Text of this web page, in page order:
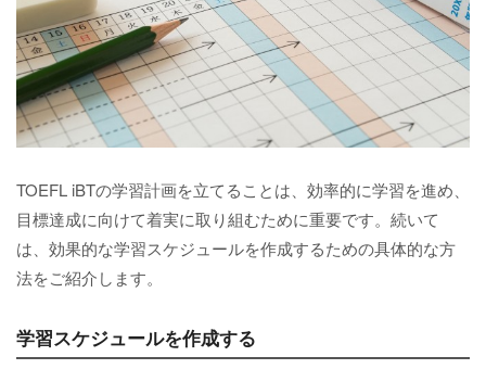
TOEFL iBTの学習計画を立てることは、効率的に学習を進め、
目標達成に向けて着実に取り組むために重要です。続いて
は、効果的な学習スケジュールを作成するための具体的な方
法をご紹介します。
学習スケジュールを作成する